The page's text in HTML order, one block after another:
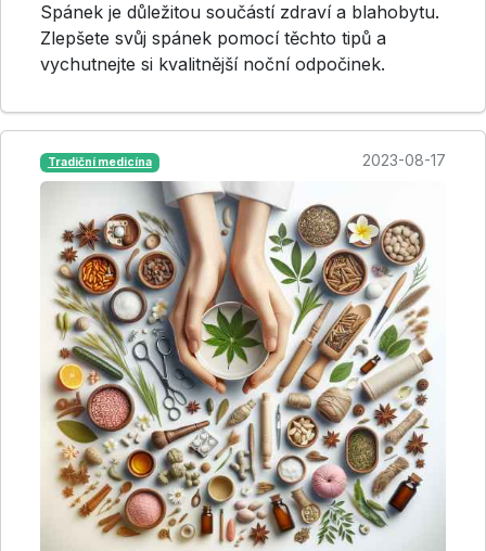
Spánek je důležitou součástí zdraví a blahobytu.
Zlepšete svůj spánek pomocí těchto tipů a
vychutnejte si kvalitnější noční odpočinek.
Tradiční medicína 2023-08-17